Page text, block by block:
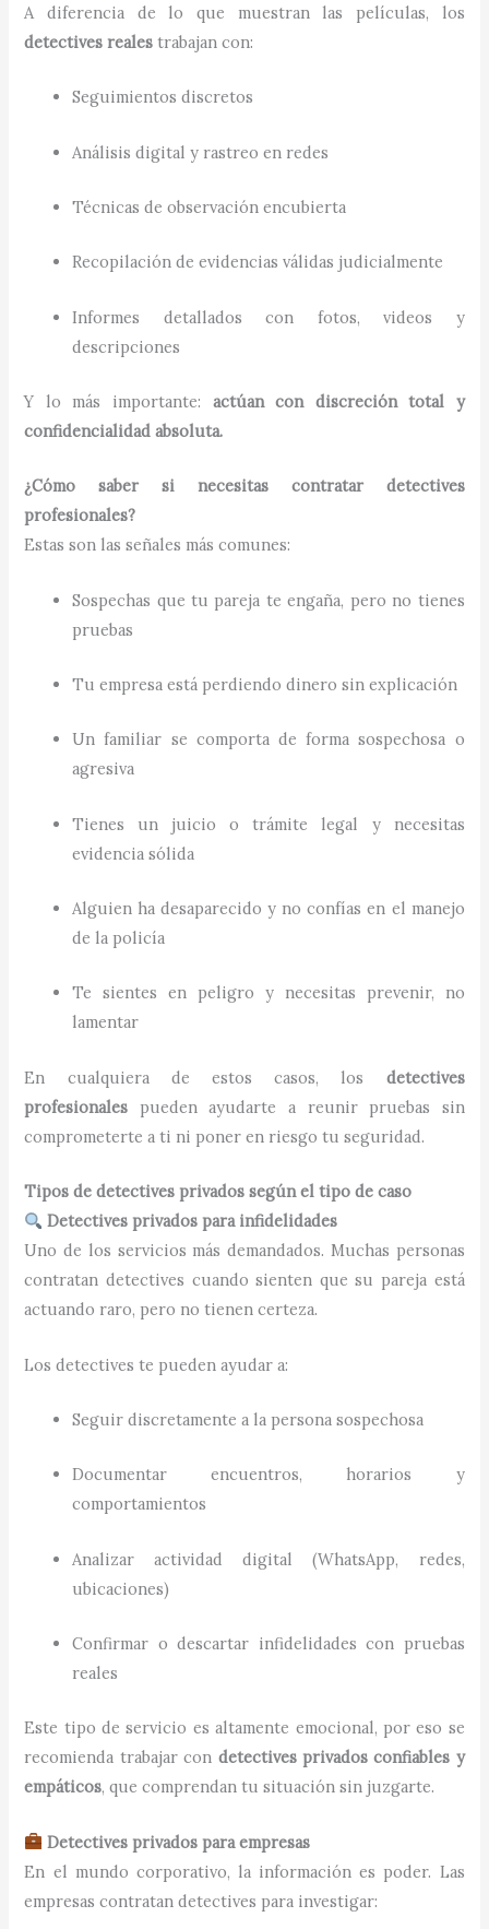
A diferencia de lo que muestran las películas, los
detectives reales trabajan con:
Seguimientos discretos
Análisis digital y rastreo en redes
Técnicas de observación encubierta
Recopilación de evidencias válidas judicialmente
Informes detallados con fotos, videos y
descripciones
Y lo más importante: actúan con discreción total y
confidencialidad absoluta.
¿Cómo saber si necesitas contratar detectives
profesionales?
Estas son las señales más comunes:
Sospechas que tu pareja te engaña, pero no tienes
pruebas
Tu empresa está perdiendo dinero sin explicación
Un familiar se comporta de forma sospechosa o
agresiva
Tienes un juicio o trámite legal y necesitas
evidencia sólida
Alguien ha desaparecido y no confías en el manejo
de la policía
Te sientes en peligro y necesitas prevenir, no
lamentar
En cualquiera de estos casos, los detectives
profesionales pueden ayudarte a reunir pruebas sin
comprometerte a ti ni poner en riesgo tu seguridad.
Tipos de detectives privados según el tipo de caso
Detectives privados para infidelidades
Uno de los servicios más demandados. Muchas personas
contratan detectives cuando sienten que su pareja está
actuando raro, pero no tienen certeza.
Los detectives te pueden ayudar a:
Seguir discretamente a la persona sospechosa
Documentar encuentros, horarios y
comportamientos
Analizar actividad digital (WhatsApp, redes,
ubicaciones)
Confirmar o descartar infidelidades con pruebas
reales
Este tipo de servicio es altamente emocional, por eso se
recomienda trabajar con detectives privados confiables y
empáticos, que comprendan tu situación sin juzgarte.
Detectives privados para empresas
En el mundo corporativo, la información es poder. Las
empresas contratan detectives para investigar: